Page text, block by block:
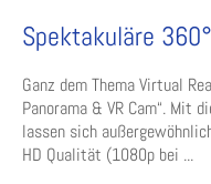
Spektakuläre
Ganz dem Thema Virtual
Panorama & VR Cam“. Mit
lassen sich
HD Qualität (1080p bei ...